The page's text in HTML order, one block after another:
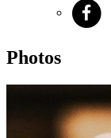
Photos